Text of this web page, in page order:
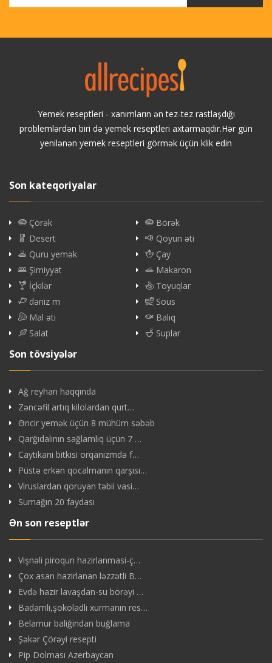
Yemek reseptleri - xanımların ən tez-tez rastlaşdığı
problemlərdən biri də yemek reseptleri axtarmaqdır.Hər gün
yenilənən yemek reseptleri görmək üçün klik edin
Son kateqoriyalar
Çörək
Börək
Desert
Qoyun əti
Quru yemək
Çay
Şirniyyat
Makaron
İçkilər
Toyuqlar
dəniz m
Sous
Mal əti
Balıq
Salat
Suplar
Son tövsiyələr
Ağ reyhan haqqında
Zəncəfil artıq kilolardan qurt…
Əncir yemək üçün 8 mühüm səbəb
Qarğıdalının sağlamlıq üçün 7 …
Caytikani bitkisi orqanizmdə f…
Püstə erkən qocalmanın qarşısı…
Viruslardan qoruyan təbii vasi…
Sumağın 20 faydası
Ən son reseptlər
Vişnəli piroqun hazirlanmasi-ç…
Çox asan hazirlanan ləzzətli B…
Evdə hazir lavaşdan-su börəyi …
Badamli,şokoladlı xurmanın res…
Belamur baliğindan buğlama
Şəkər Çörəyi resepti
Pip Dolması Azerbaycan